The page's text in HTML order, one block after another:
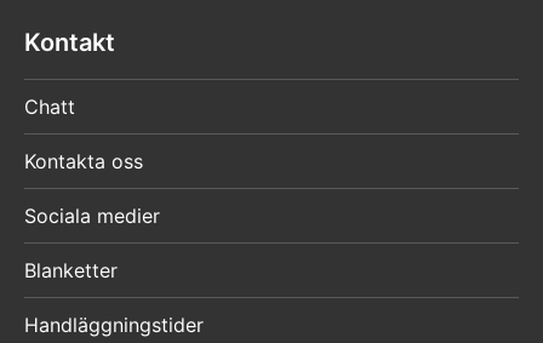
Kontakt
Chatt
Kontakta oss
Sociala medier
Blanketter
Handläggningstider